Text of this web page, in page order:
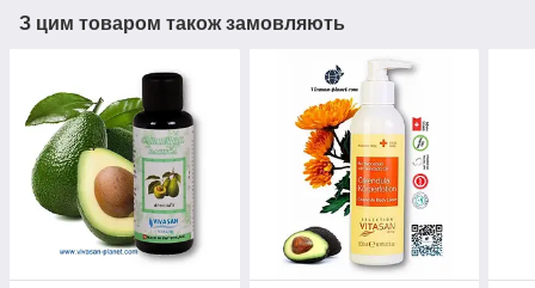
З цим товаром також замовляють